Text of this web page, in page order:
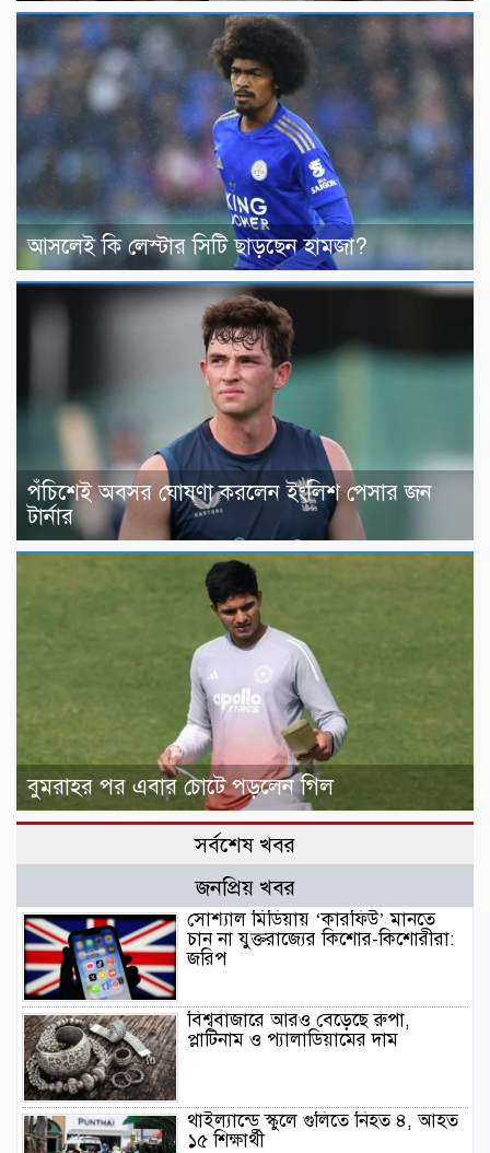
আসলেই কি লেস্টার সিটি ছাড়ছেন হামজা?
পঁচিশেই অবসর ঘোষণা করলেন ইংলিশ পেসার জন
টার্নার
বুমরাহর পর এবার চোটে পড়লেন গিল
সর্বশেষ খবর
জনপ্রিয় খবর
সোশ্যাল মিডিয়ায় ‘কারফিউ’ মানতে
চান না যুক্তরাজ্যের কিশোর-কিশোরীরা:
জরিপ
বিশ্ববাজারে আরও বেড়েছে রুপা,
প্লাটিনাম ও প্যালাডিয়ামের দাম
থাইল্যান্ডে স্কুলে গুলিতে নিহত ৪, আহত
১৫ শিক্ষার্থী